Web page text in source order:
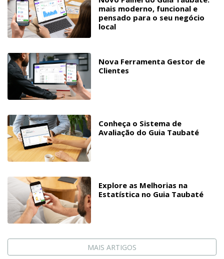
mais moderno, funcional e
pensado para o seu negócio
local
Nova Ferramenta Gestor de
Clientes
Conheça o Sistema de
Avaliação do Guia Taubaté
Explore as Melhorias na
Estatística no Guia Taubaté
MAIS ARTIGOS